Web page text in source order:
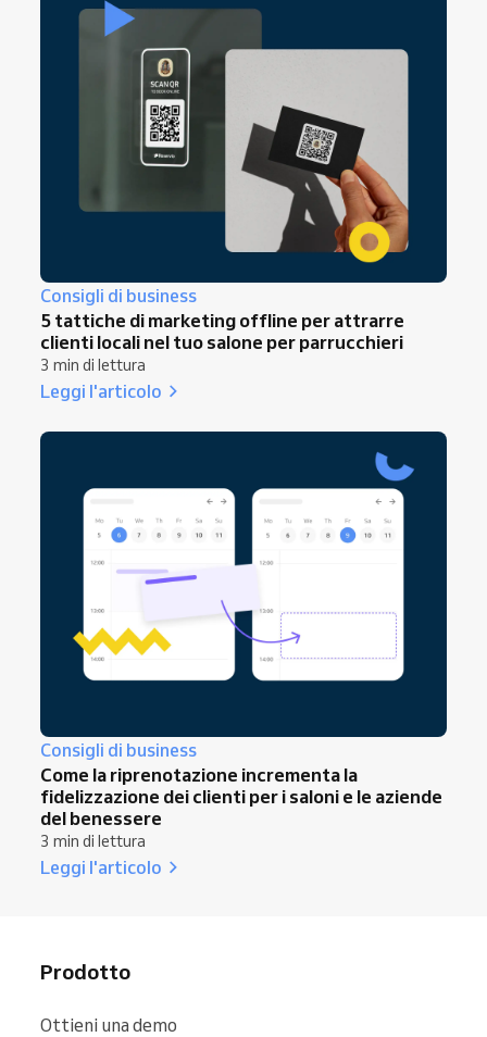
Consigli di business
5 tattiche di marketing offline per attrarre
clienti locali nel tuo salone per parrucchieri
3 min di lettura
Leggi l'articolo
Consigli di business
Come la riprenotazione incrementa la
fidelizzazione dei clienti per i saloni e le aziende
del benessere
3 min di lettura
Leggi l'articolo
Prodotto
Ottieni una demo